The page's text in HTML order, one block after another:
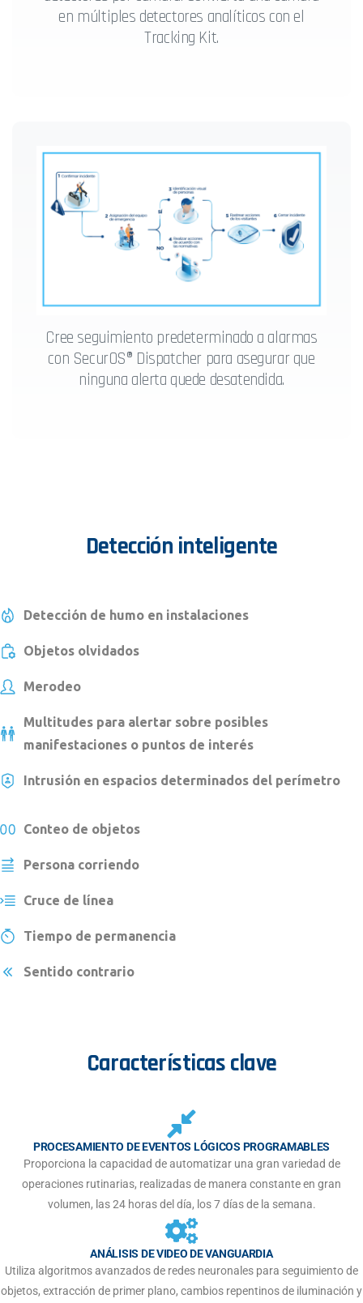
en múltiples detectores analíticos con el
Tracking Kit.
Cree seguimiento predeterminado a alarmas
con SecurOS® Dispatcher para asegurar que
ninguna alerta quede desatendida.
Detección inteligente
Detección de humo en instalaciones
Objetos olvidados
Merodeo
Multitudes para alertar sobre posibles
manifestaciones o puntos de interés
Intrusión en espacios determinados del perímetro
Conteo de objetos
Persona corriendo
Cruce de línea
Tiempo de permanencia
Sentido contrario
Característicasclave
PROCESAMIENTO DE EVENTOS LÓGICOS PROGRAMABLES
Proporciona la capacidad de automatizar una gran variedad de
operaciones rutinarias, realizadas de manera constante en gran
volumen, las 24 horas del día, los 7 días de la semana.
ANÁLISIS DE VIDEO DE VANGUARDIA
Utiliza algoritmos avanzados de redes neuronales para seguimiento de
objetos, extracción de primer plano, cambios repentinos de iluminación y